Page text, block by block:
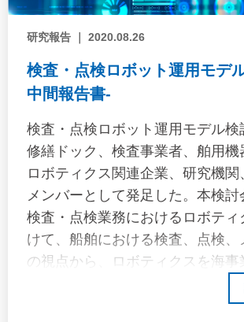
研究報告 ｜ 2020.08.26
検査・点検ロボット運用モデ
中間報告書-
検査・点検ロボット運用モデル検
修繕ドック、検査事業者、舶用機
ロボティクス関連企業、研究機関
メンバーとして発足した。本検
検査・点検業務におけるロボティ
けて、船舶における検査、点検、
の視点から、ロボティクスを海事
に活用するための運用モデルの検
検討会において、ロボティクス